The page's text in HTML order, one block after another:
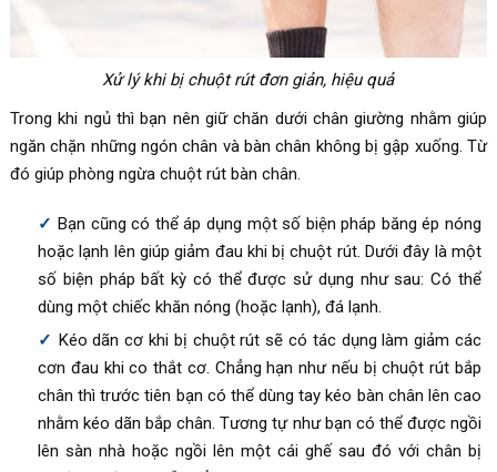
Xử lý khi bị chuột rút đơn giản, hiệu quả
Trong khi ngủ thì bạn nên giữ chăn dưới chân giường nhằm giúp
ngăn chặn những ngón chân và bàn chân không bị gập xuống. Từ
đó giúp phòng ngừa chuột rút bàn chân.
Bạn cũng có thể áp dụng một số biện pháp băng ép nóng
hoặc lạnh lên giúp giảm đau khi bị chuột rút. Dưới đây là một
số biện pháp bất kỳ có thể được sử dụng như sau:Có thể
dùng một chiếc khăn nóng (hoặc lạnh), đá lạnh.
Kéo dãn cơ khi bị chuột rút sẽ có tác dụng làm giảm các
cơn đau khi co thắt cơ. Chẳng hạn như nếu bị chuột rút bắp
chân thì trước tiên bạn có thể dùng tay kéo bàn chân lên cao
nhằm kéo dãn bắp chân. Tương tự như bạn có thể được ngồi
lên sàn nhà hoặc ngồi lên một cái ghế sau đó với chân bị